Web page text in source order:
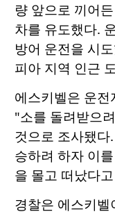
량 앞으로 끼어
차를 유도했다.
방어 운전을 시
피아 지역 인근
에스키벨은 운전
"소를 돌려받으
것으로 조사됐
승하려 하자 이
을 몰고 떠났다
경찰은 에스키